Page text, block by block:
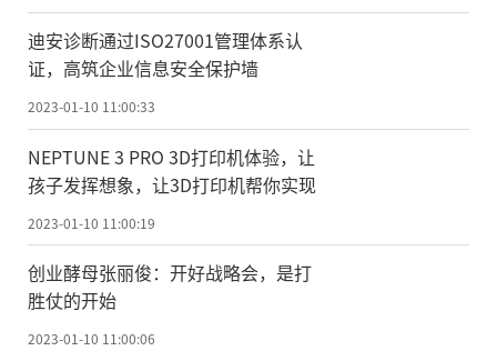
迪安诊断通过ISO27001管理体系认
证，高筑企业信息安全保护墙
2023-01-10 11:00:33
NEPTUNE 3 PRO 3D打印机体验，让
孩子发挥想象，让3D打印机帮你实现
2023-01-10 11:00:19
创业酵母张丽俊：开好战略会，是打
胜仗的开始
2023-01-10 11:00:06